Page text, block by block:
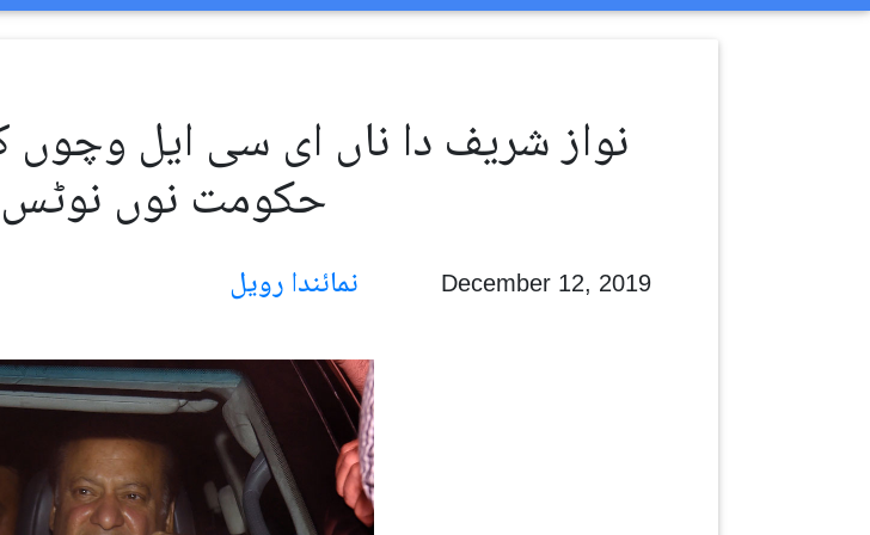
نواز شریف دا ناں ای سی ایل
حکومت نوں نوٹس
December 12, 2019